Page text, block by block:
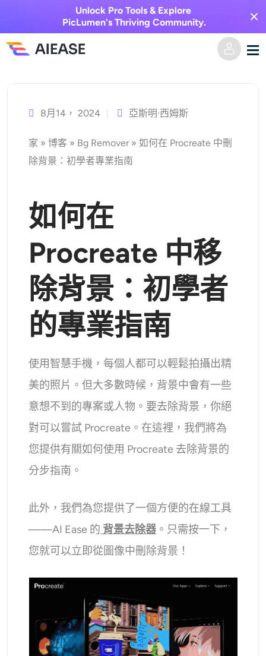
Unlock Pro Tools & Explore
PicLumen's Thriving Community.
AI視頻
文字轉視頻
視頻效果
AI親吻生成器
AI擁抱生成器
AI舞蹈生成器
支援的人工智慧模型
Seedance 2.0 Kling 2.6 Motion Control Veo 3.1
視覺特效
以圖生圖
文字轉圖片
支援的人工智慧模型
Seedream 5.0 專業版 Nano Banana Pro Seedream 4.5
納米香蕉 通量 Kontext
人工智慧工具
相片編輯與創作工具
照片增強器
物件移除器
背景去除劑
AI背景
照片修復
AI擴展器
人工智慧替換器
AI重新著色
髮型更換器
8月14， 2024 亞斯明·西姆斯
家 »博客 » Bg Remover»如何在 Procreate 中刪
除背景：初學者專業指南
如何在
Procreate 中移
除背景：初學者
的專業指南
使用智慧手機，每個人都可以輕鬆拍攝出精
美的照片。但大多數時候，背景中會有一些
意想不到的專案或人物。要去除背景，你絕
對可以嘗試 Procreate。在這裡，我們將為
您提供有關如何使用 Procreate 去除背景的
分步指南。
此外，我們為您提供了一個方便的在線工具
——AI Ease 的 背景去除器 。只需按一下，
您就可以立即從圖像中刪除背景！